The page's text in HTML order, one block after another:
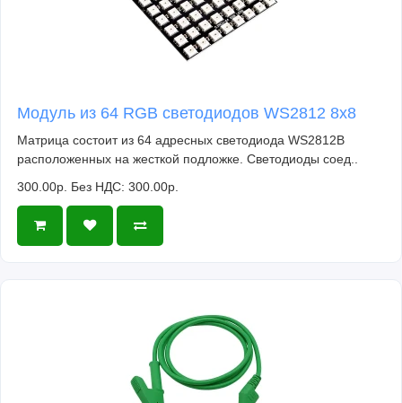
Модуль из 64 RGB светодиодов WS2812 8x8
Матрица состоит из 64 адресных светодиода WS2812B
расположенных на жесткой подложке. Светодиоды соед..
300.00р. Без НДС: 300.00р.